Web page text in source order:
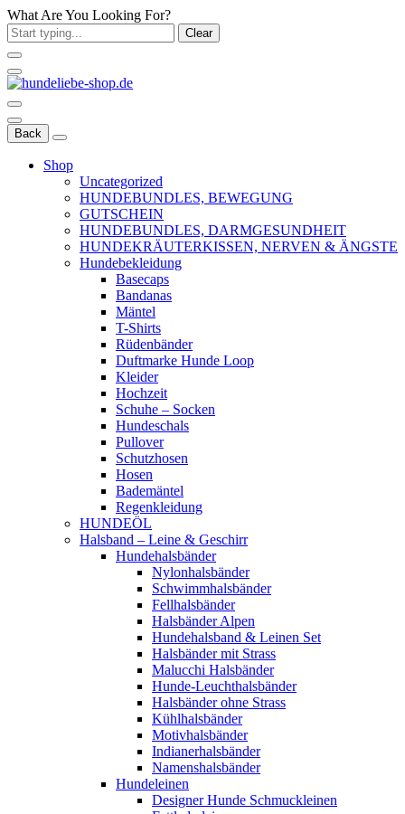
What Are You Looking For?
Clear
Back
Shop
Uncategorized
HUNDEBUNDLES, BEWEGUNG
GUTSCHEIN
HUNDEBUNDLES, DARMGESUNDHEIT
HUNDEKRÄUTERKISSEN, NERVEN & ÄNGSTE
Hundebekleidung
Basecaps
Bandanas
Mäntel
T-Shirts
Rüdenbänder
Duftmarke Hunde Loop
Kleider
Hochzeit
Schuhe – Socken
Hundeschals
Pullover
Schutzhosen
Hosen
Bademäntel
Regenkleidung
HUNDEÖL
Halsband – Leine & Geschirr
Hundehalsbänder
Nylonhalsbänder
Schwimmhalsbänder
Fellhalsbänder
Halsbänder Alpen
Hundehalsband & Leinen Set
Halsbänder mit Strass
Malucchi Halsbänder
Hunde-Leuchthalsbänder
Halsbänder ohne Strass
Kühlhalsbänder
Motivhalsbänder
Indianerhalsbänder
Namenshalsbänder
Hundeleinen
Designer Hunde Schmuckleinen